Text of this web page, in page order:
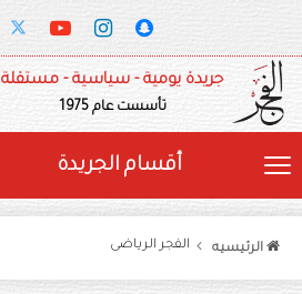
جريدة يومية - سياسية - مستقلة
تأسست عام 1975
أقسام الجريدة
الرئيسيه الفجر الرياضى